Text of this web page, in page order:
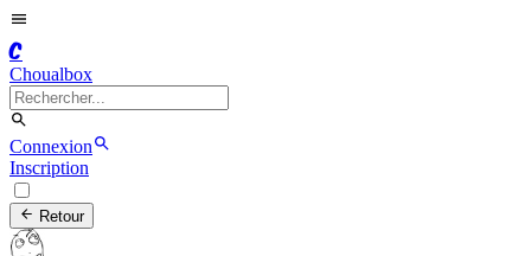
C
Choualbox
Connexion
Inscription
Retour